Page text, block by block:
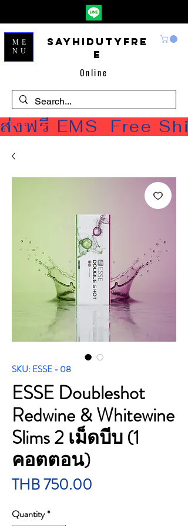
Sayhidutyfre
e
Online
ME
NU
ส่งฟรี EMS  Free
SKU: ESSE - 08
ESSE Doubleshot
Redwine & Whitewine
Slims 2 เม็ดบีบ (1
คอตตอน)
THB 750.00
Quantity*